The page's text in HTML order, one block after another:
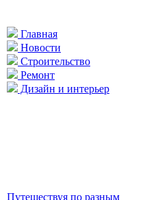
Главная
Новости
Строительство
Ремонт
Дизайн и интерьер
Путешествуя по разным